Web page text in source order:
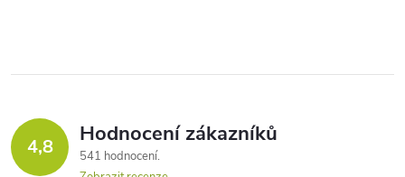
4,8 Hodnocení zákazníků
541 hodnocení